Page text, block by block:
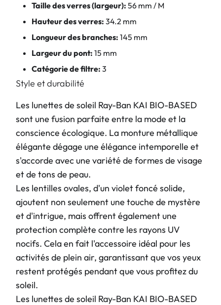
Taille des verres (largeur): 56 mm / M
Hauteur des verres: 34.2 mm
Longueur des branches: 145 mm
Largeur du pont: 15 mm
Catégorie de filtre: 3
Style et durabilité
Les lunettes de soleil Ray-Ban KAI BIO-BASED
sont une fusion parfaite entre la mode et la
conscience écologique. La monture métallique
élégante dégage une élégance intemporelle et
s'accorde avec une variété de formes de visage
et de tons de peau.
Les lentilles ovales, d'un violet foncé solide,
ajoutent non seulement une touche de mystère
et d'intrigue, mais offrent également une
protection complète contre les rayons UV
nocifs. Cela en fait l'accessoire idéal pour les
activités de plein air, garantissant que vos yeux
restent protégés pendant que vous profitez du
soleil.
Les lunettes de soleil Ray-Ban KAI BIO-BASED